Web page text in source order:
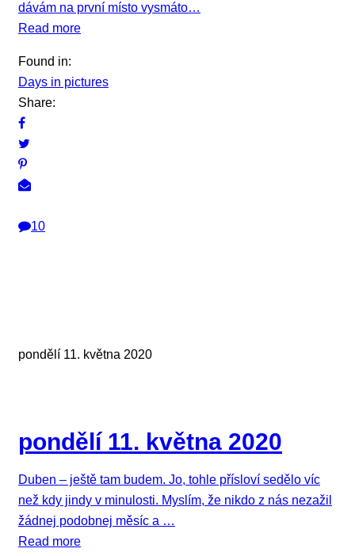
dávám na první místo vysmáto…
Read more
Found in:
Days in pictures
Share:
10
pondělí 11. května 2020
pondělí 11. května 2020
Duben – ještě tam budem. Jo, tohle přísloví sedělo víc
než kdy jindy v minulosti. Myslím, že nikdo z nás nezažil
žádnej podobnej měsíc a …
Read more